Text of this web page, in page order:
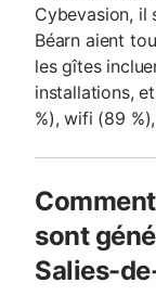
Cybevasion, il
Béarn aient
les gîtes
installations,
%), wifi (89
sont
Salies-